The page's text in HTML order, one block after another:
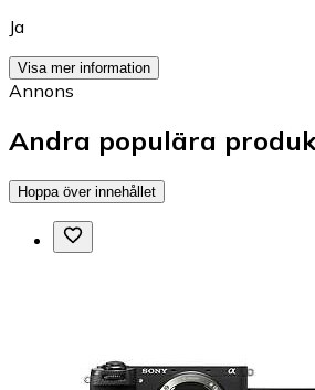
Ja
Visa mer information
Annons
Andra populära
Hoppa över innehållet